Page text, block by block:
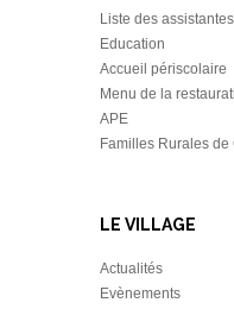
Liste des
Education
Accueil périscolaire
Menu de la
APE
Familles Rurales de
LE VILLAGE
Actualités
Evènements